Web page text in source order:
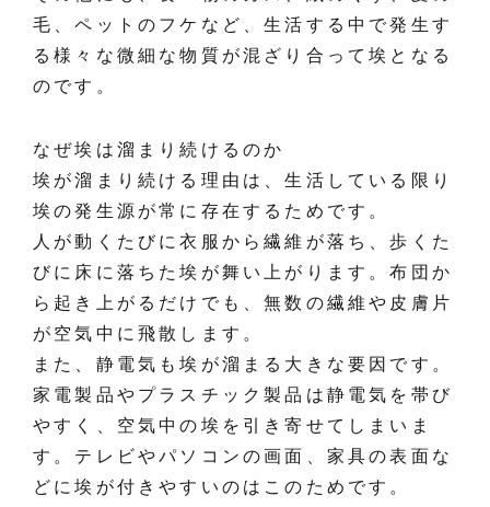
毛、ペットのフケなど、生活する中で発生す
る様々な微細な物質が混ざり合って埃となる
のです。
なぜ埃は溜まり続けるのか
埃が溜まり続ける理由は、生活している限り
埃の発生源が常に存在するためです。
人が動くたびに衣服から繊維が落ち、歩くた
びに床に落ちた埃が舞い上がります。布団か
ら起き上がるだけでも、無数の繊維や皮膚片
が空気中に飛散します。
また、静電気も埃が溜まる大きな要因です。
家電製品やプラスチック製品は静電気を帯び
やすく、空気中の埃を引き寄せてしまいま
す。テレビやパソコンの画面、家具の表面な
どに埃が付きやすいのはこのためです。